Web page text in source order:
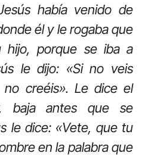
había venido de
él y le rogaba que
hijo, porque se iba a
le dijo: «Si no veis
no creéis». Le dice el
baja antes que se
le dice: «Vete, que tu
en la palabra que